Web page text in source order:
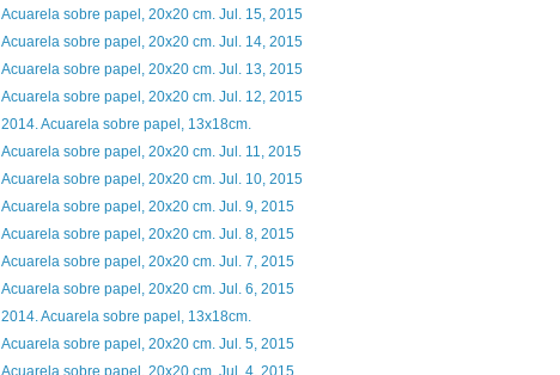
Acuarela sobre papel, 20x20 cm. Jul. 15, 2015
Acuarela sobre papel, 20x20 cm. Jul. 14, 2015
Acuarela sobre papel, 20x20 cm. Jul. 13, 2015
Acuarela sobre papel, 20x20 cm. Jul. 12, 2015
2014. Acuarela sobre papel, 13x18cm.
Acuarela sobre papel, 20x20 cm. Jul. 11, 2015
Acuarela sobre papel, 20x20 cm. Jul. 10, 2015
Acuarela sobre papel, 20x20 cm. Jul. 9, 2015
Acuarela sobre papel, 20x20 cm. Jul. 8, 2015
Acuarela sobre papel, 20x20 cm. Jul. 7, 2015
Acuarela sobre papel, 20x20 cm. Jul. 6, 2015
2014. Acuarela sobre papel, 13x18cm.
Acuarela sobre papel, 20x20 cm. Jul. 5, 2015
Acuarela sobre papel, 20x20 cm. Jul. 4, 2015